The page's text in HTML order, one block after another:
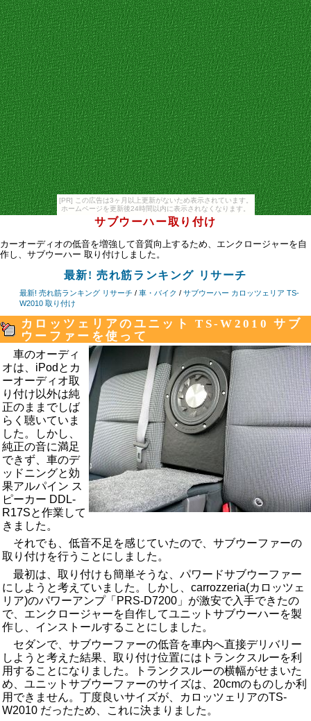
[PR] この広告は3ヶ月以上更新がないため表示されています。
ホームページを更新後24時間以内に表示されなくなります。
サブウーハー取り付け
カーオーディオの低音を増強して音質向上するため、エンクロージャーを自
作し、サブウーハー 取り付けしました。
最新! 売れ筋ランキング リサーチ
最新! 売れ筋ランキング リサーチ /車・バイク /サブウーハー カロッツェリア TS-
W2010 取り付け
カロッツェリアのユニット TS-W2010 サブ
ウーファーを使って
車のオーディ
オは、 iPodとカ
ーオーディオ取
り付け 以外は純
正のままでしば
らく聴いていま
した。しかし、
純正の音に満足
できず、車のデ
ッドニングと効
果アルパイン ス
ピーカー DDL-
R17Sと作業して
きました。
それでも、低音不足を感じていたので、サブウーファーの
取り付けを行うことにしました。
最初は、取り付けも簡単そうな、パワードサブウーファー
にしようと考えていました。しかし、carrozzeria(カロッツェ
リア)のパワーアンプ「PRS-D7200」が激安で入手できたの
で、エンクロージャーを自作してユニットサブウーハーを製
作し、インストールすることにしました。
セダンで、サブウーファーの低音を車内へ直接デリバリー
しようと考えた結果、取り付け位置にはトランクスルーを利
用することになりました。トランクスルーの横幅がせまいた
め、ユニットサブウーファーのサイズは、20cmのものしか利
用できません。丁度良いサイズが、カロッツェリアのTS-
W2010 だったため、これに決まりました。